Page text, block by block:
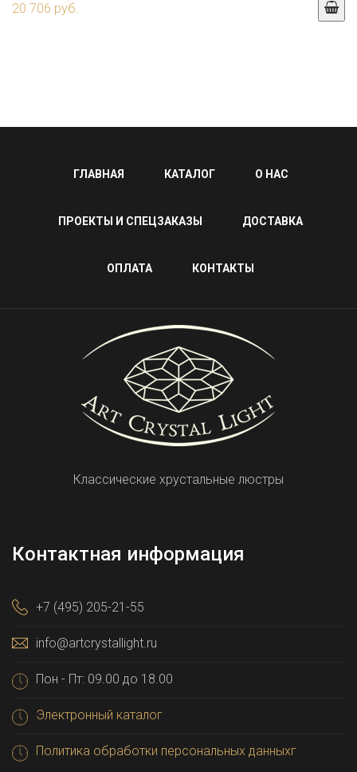
20 706 руб.
ГЛАВНАЯ КАТАЛОГ О НАС
ПРОЕКТЫ И СПЕЦЗАКАЗЫ ДОСТАВКА
ОПЛАТА КОНТАКТЫ
Классические хрустальные люстры
Контактная информация
+7 (495) 205-21-55
info@artcrystallight.ru
Пон - Пт: 09.00 до 18.00
Электронный каталог
Политика обработки персональных данныхг